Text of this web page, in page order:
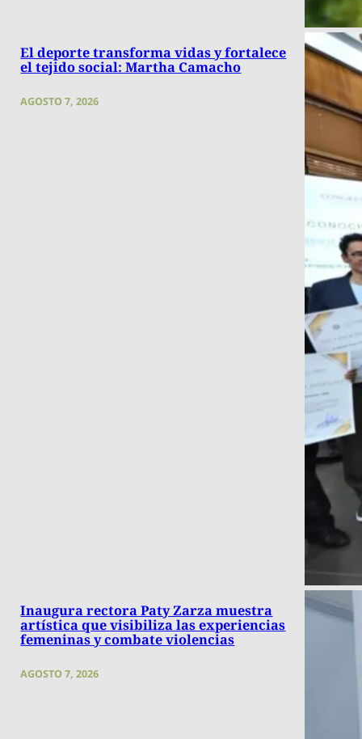
El deporte transforma vidas y fortalece
el tejido social: Martha Camacho
AGOSTO 7, 2026
Inaugura rectora Paty Zarza muestra
artística que visibiliza las experiencias
femeninas y combate violencias
AGOSTO 7, 2026